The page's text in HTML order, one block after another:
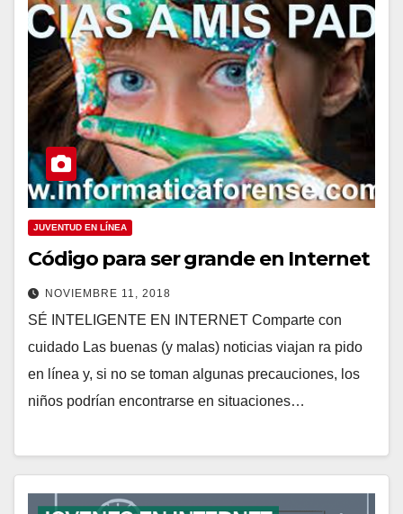
JUVENTUD EN LÍNEA
Código para ser grande en Internet
NOVIEMBRE 11, 2018
SÉ INTELIGENTE EN INTERNET Comparte con
cuidado Las buenas (y malas) noticias viajan ra pido
en línea y, si no se toman algunas precauciones, los
niños podrían encontrarse en situaciones…